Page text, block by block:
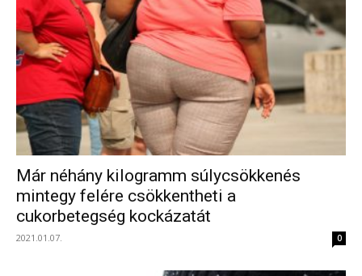
Már néhány kilogramm súlycsökkenés
mintegy felére csökkentheti a
cukorbetegség kockázatát
2021.01.07. 0